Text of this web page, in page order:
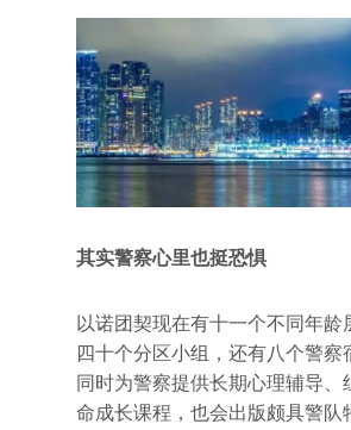
其实警察心里也挺恐惧
以诺团契现在有十一个不同年龄
四十个分区小组，还有八个警察
同时为警察提供长期心理辅导、
命成长课程，也会出版颇具警队